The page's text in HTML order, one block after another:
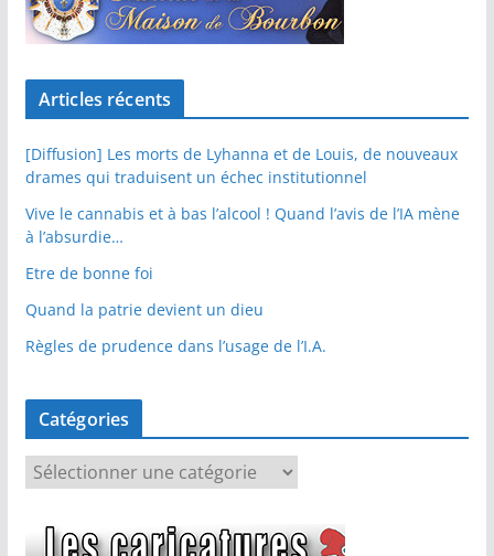
Articles récents
[Diffusion] Les morts de Lyhanna et de Louis, de nouveaux
drames qui traduisent un échec institutionnel
Vive le cannabis et à bas l’alcool ! Quand l’avis de l’IA mène
à l’absurdie…
Etre de bonne foi
Quand la patrie devient un dieu
Règles de prudence dans l’usage de l’I.A.
Catégories
a
é